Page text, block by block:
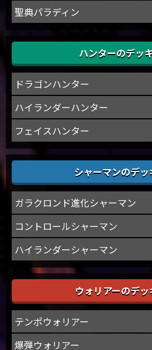
聖典パラディン
ハンターのデッ
ドラゴンハンター
ハイランダーハンター
フェイスハンター
シャーマンのデ
ガラクロンド進化シャーマン
コントロールシャーマン
ハイランダーシャーマン
ウォリアーのデ
テンポウォリアー
爆弾ウォリアー